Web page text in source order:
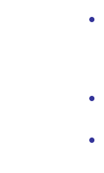
●
●
●